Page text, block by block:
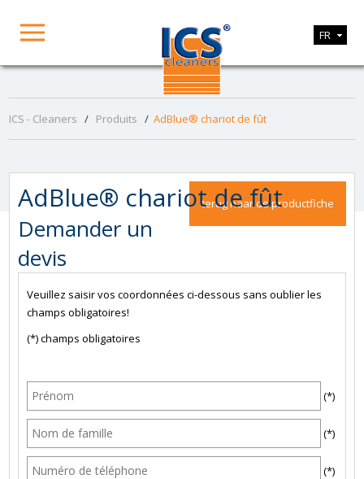
FR
ICS - Cleaners / Produits /AdBlue® chariot de fût
AdBlue® chariot de fût
terug naar de productfiche
Demander un
devis
Veuillez saisir vos coordonnées ci-dessous sans oublier les
champs obligatoires!
(*) champs obligatoires
(*)
(*)
(*)